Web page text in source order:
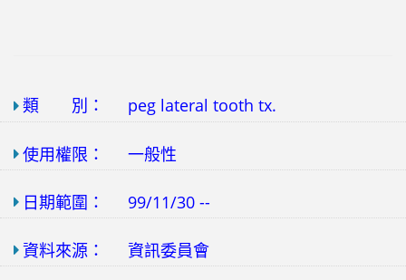
類 別： peg lateral tooth tx.
使用權限： 一般性
日期範圍： 99/11/30 --
資料來源： 資訊委員會